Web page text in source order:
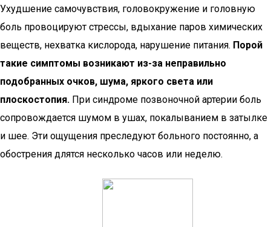
Ухудшение самочувствия, головокружение и головную
боль провоцируют стрессы, вдыхание паров химических
веществ, нехватка кислорода, нарушение питания. Порой
такие симптомы возникают из-за неправильно
подобранных очков, шума, яркого света или
плоскостопия. При синдроме позвоночной артерии боль
сопровождается шумом в ушах, покалыванием в затылке
и шее. Эти ощущения преследуют больного постоянно, а
обострения длятся несколько часов или неделю.